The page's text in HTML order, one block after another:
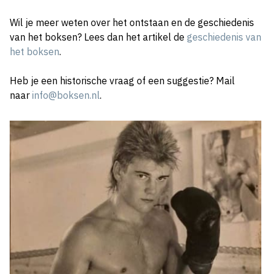
Wil je meer weten over het ontstaan en de geschiedenis
van het boksen? Lees dan het artikel de geschiedenis van
het boksen.
Heb je een historische vraag of een suggestie? Mail
naar info@boksen.nl.